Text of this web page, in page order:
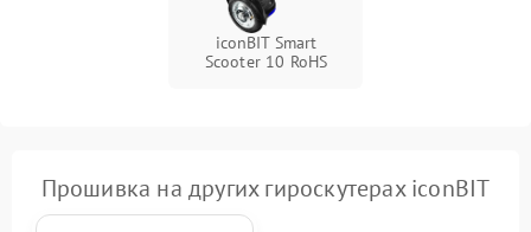
iconBIT Smart
Scooter 10 RoHS
Прошивка на других гироскутерах iconBIT